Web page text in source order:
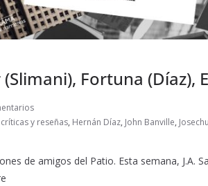
Fortuna (Díaz),
críticas y reseñas, Hernán Díaz, John Banville,
de amigos del Patio. Esta semana, J.A.